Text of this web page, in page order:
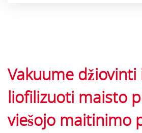
Vakuume džiovinti
liofilizuoti maisto
viešojo maitinimo